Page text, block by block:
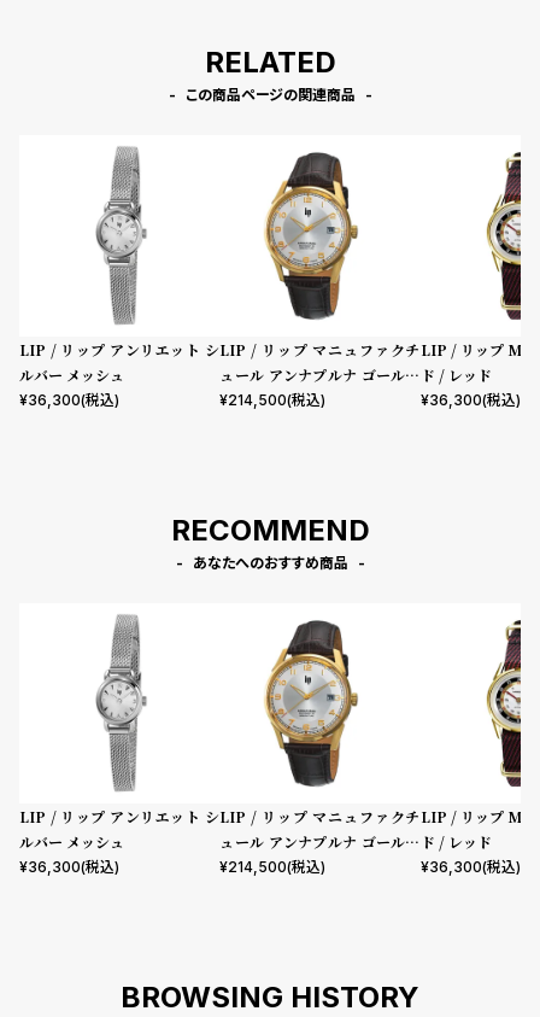
RELATED
この商品ページの関連商品
LIP / リップ アンリエット シ
ルバー メッシュ
¥36,300(税込)
LIP / リップ マニュファクチ
ュール アンナプルナ ゴールド
ダークブラウンレザーストラ
¥214,500(税込)
LIP / リップ
ド / レッド
¥36,300(税込)
RECOMMEND
あなたへのおすすめ商品
LIP / リップ アンリエット シ
ルバー メッシュ
¥36,300(税込)
LIP / リップ マニュファクチ
ュール アンナプルナ ゴールド
ダークブラウンレザーストラ
¥214,500(税込)
LIP / リップ
ド / レッド
¥36,300(税込)
BROWSING HISTORY